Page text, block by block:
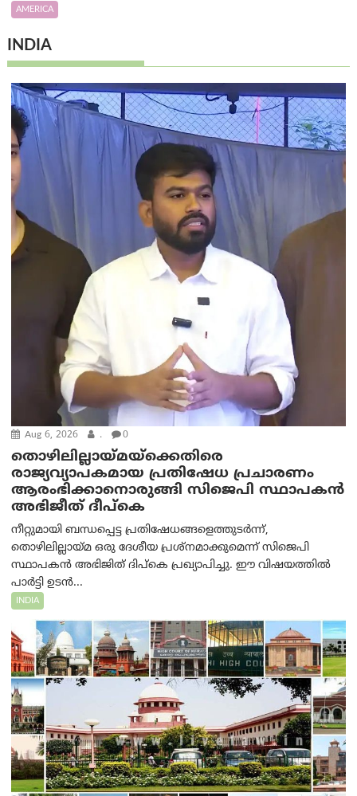
AMERICA
INDIA
Aug 6, 2026 . 0
തൊഴിലില്ലായ്മയ്ക്കെതിരെ
രാജ്യവ്യാപകമായ പ്രതിഷേധ പ്രചാരണം
ആരംഭിക്കാനൊരുങ്ങി സിജെപി സ്ഥാപകന്‍
അഭിജീത് ദീപ്കെ
നീറ്റുമായി ബന്ധപ്പെട്ട പ്രതിഷേധങ്ങളെത്തുടർന്ന്,
തൊഴിലില്ലായ്മ ഒരു ദേശീയ പ്രശ്നമാക്കുമെന്ന് സിജെപി
സ്ഥാപകൻ അഭിജിത് ദിപ്കെ പ്രഖ്യാപിച്ചു. ഈ വിഷയത്തിൽ
പാർട്ടി ഉടൻ...
INDIA